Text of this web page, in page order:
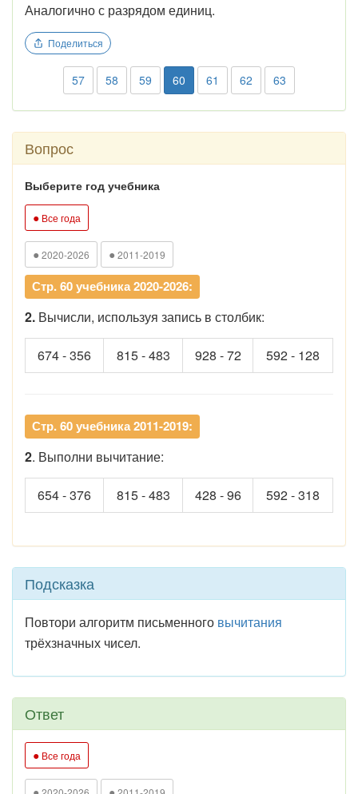
Аналогично с разрядом единиц.
Поделиться
57 58 59 60 61 62 63
Вопрос
Выберите год учебника
● Все года
● 2020-2026 ● 2011-2019
Стр. 60 учебника 2020-2026:
2. Вычисли, используя запись в столбик:
674 - 356 815 - 483 928 - 72 592 - 128
Стр. 60 учебника 2011-2019:
2. Выполни вычитание:
654 - 376 815 - 483 428 - 96 592 - 318
Подсказка
Повтори алгоритм письменного вычитания
трёхзначных чисел.
Ответ
● Все года